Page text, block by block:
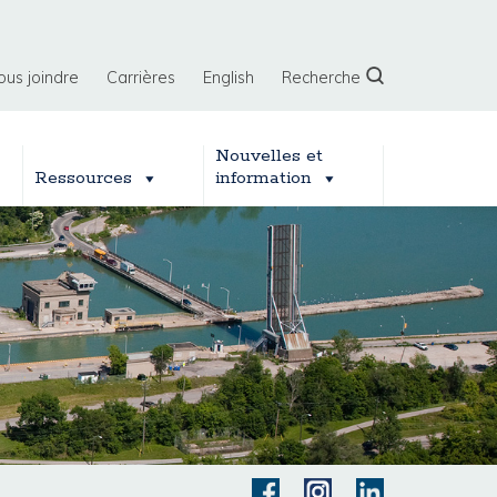
joindre Carrières English Recherche
Ressources
Nouvelles et
information